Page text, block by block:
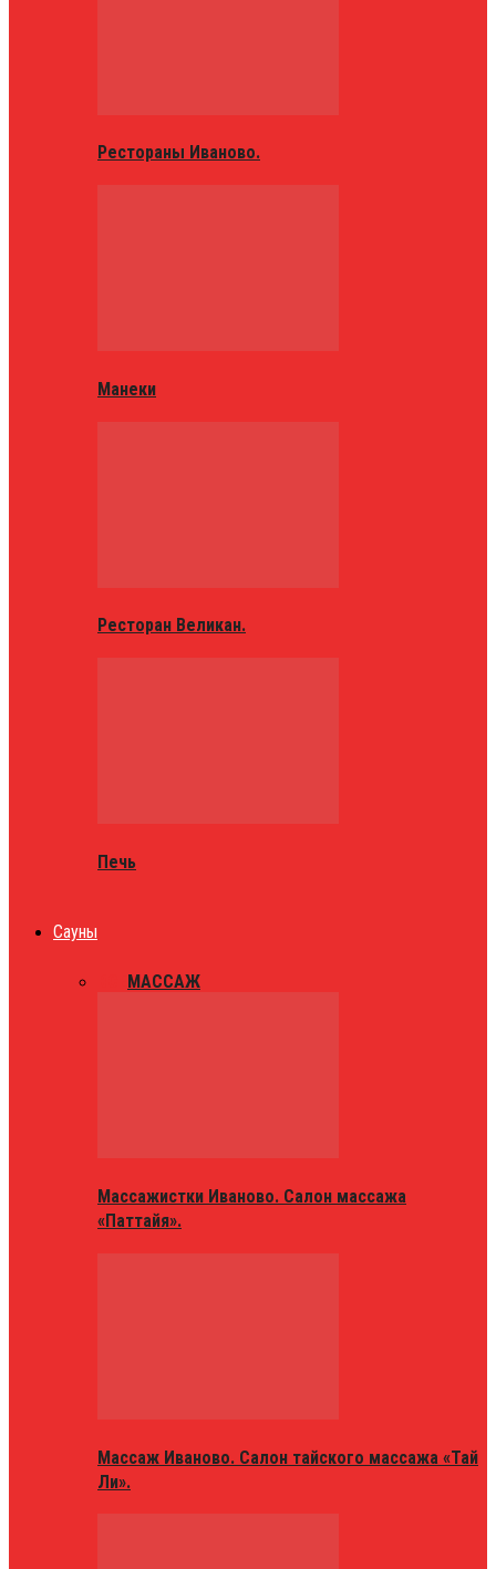
Рестораны Иваново.
Манеки
Ресторан Великан.
Печь
Сауны
МАССАЖ
Массажистки Иваново. Салон массажа
«Паттайя».
Массаж Иваново. Салон тайского массажа «Тай
Ли».